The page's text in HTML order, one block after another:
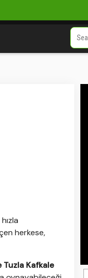
herkese,
Tuzla Kafkale